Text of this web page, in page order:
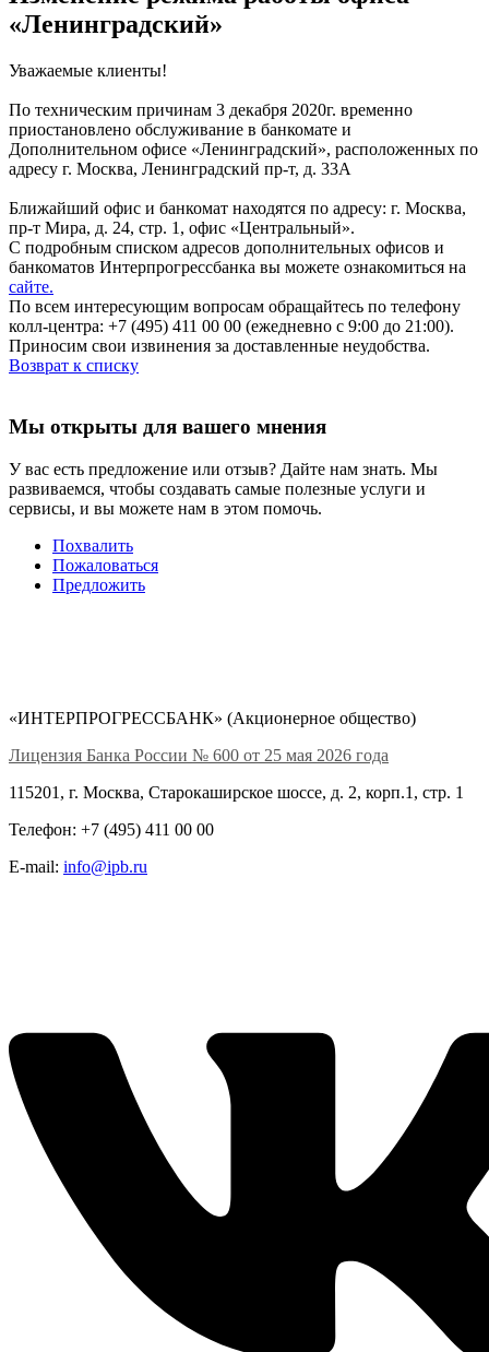
«Ленинградский»
Уважаемые клиенты!
По техническим причинам 3 декабря 2020г. временно
приостановлено обслуживание в банкомате и
Дополнительном офисе «Ленинградский», расположенных по
адресу г. Москва, Ленинградский пр-т, д. 33А
Ближайший офис и банкомат находятся по адресу: г. Москва,
пр-т Мира, д. 24, стр. 1, офис «Центральный».
С подробным списком адресов дополнительных офисов и
банкоматов Интерпрогрессбанка вы можете ознакомиться на
сайте.
По всем интересующим вопросам обращайтесь по телефону
колл-центра: +7 (495) 411 00 00 (ежедневно с 9:00 до 21:00).
Приносим свои извинения за доставленные неудобства.
Возврат к списку
Мы открыты для вашего мнения
У вас есть предложение или отзыв? Дайте нам знать. Мы
развиваемся, чтобы создавать самые полезные услуги и
сервисы, и вы можете нам в этом помочь.
Похвалить
Пожаловаться
Предложить
«ИНТЕРПРОГРЕССБАНК» (Акционерное общество)
Лицензия Банка России № 600 от 25 мая 2026 года
115201, г. Москва, Старокаширское шоссе, д. 2, корп.1, стр. 1
Телефон: +7 (495) 411 00 00
E-mail: info@ipb.ru